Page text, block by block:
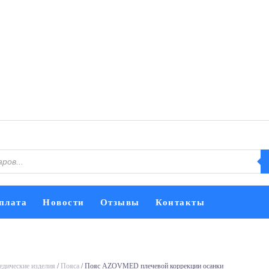
Новости Отзывы Контакты
изделия / Пояса / Пояс AZOVMED плечевой коррекции осанки